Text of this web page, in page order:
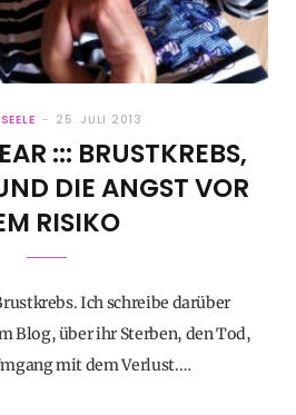
25. JULI 2013
::: BRUSTKREBS,
DIE ANGST VOR
RISIKO
Ich schreibe darüber
Blog, über ihr Sterben, den Tod,
mit dem Verlust.…